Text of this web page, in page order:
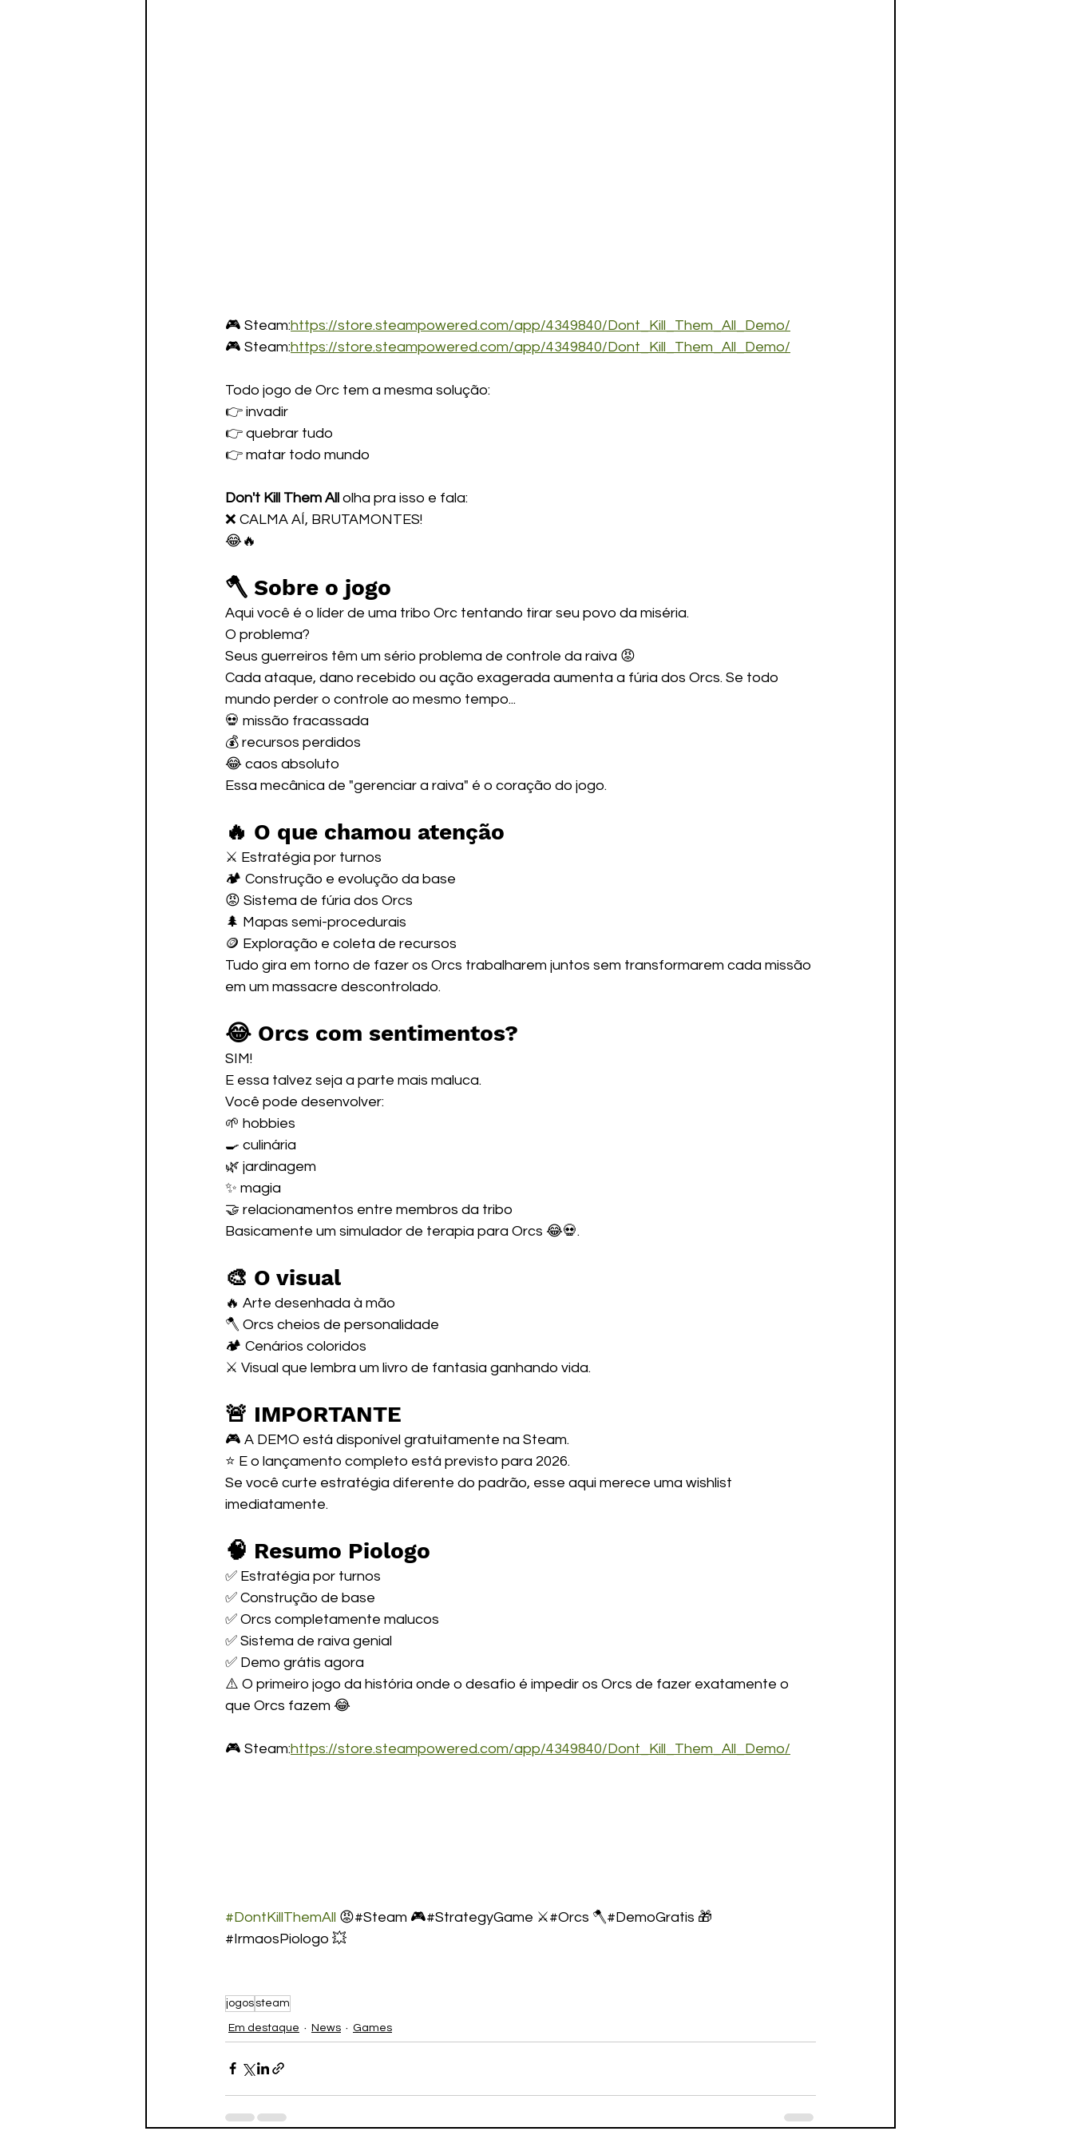
🎮 Steam:https://store.steampowered.com/app/4349840/Dont_Kill_Them_All_Demo/
🎮 Steam:https://store.steampowered.com/app/4349840/Dont_Kill_Them_All_Demo/
Todo jogo de Orc tem a mesma solução:
👉 invadir
👉 quebrar tudo
👉 matar todo mundo
Don't Kill Them All olha pra isso e fala:
❌ CALMA AÍ, BRUTAMONTES!
😂🔥
🪓 Sobre o jogo
Aqui você é o líder de uma tribo Orc tentando tirar seu povo da miséria.
O problema?
Seus guerreiros têm um sério problema de controle da raiva 😡
Cada ataque, dano recebido ou ação exagerada aumenta a fúria dos Orcs. Se todo
mundo perder o controle ao mesmo tempo...
💀 missão fracassada
💰 recursos perdidos
😂 caos absoluto
Essa mecânica de "gerenciar a raiva" é o coração do jogo.
🔥 O que chamou atenção
⚔️ Estratégia por turnos
🏕️ Construção e evolução da base
😡 Sistema de fúria dos Orcs
🌲 Mapas semi-procedurais
🪙 Exploração e coleta de recursos
Tudo gira em torno de fazer os Orcs trabalharem juntos sem transformarem cada missão
em um massacre descontrolado.
😂 Orcs com sentimentos?
SIM!
E essa talvez seja a parte mais maluca.
Você pode desenvolver:
🌱 hobbies
🍳 culinária
🌿 jardinagem
✨ magia
🤝 relacionamentos entre membros da tribo
Basicamente um simulador de terapia para Orcs 😂💀.
🎨 O visual
🔥 Arte desenhada à mão
🪓 Orcs cheios de personalidade
🏕️ Cenários coloridos
⚔️ Visual que lembra um livro de fantasia ganhando vida.
🚨 IMPORTANTE
🎮 A DEMO está disponível gratuitamente na Steam.
⭐ E o lançamento completo está previsto para 2026.
Se você curte estratégia diferente do padrão, esse aqui merece uma wishlist
imediatamente.
🧠 Resumo Piologo
✅ Estratégia por turnos
✅ Construção de base
✅ Orcs completamente malucos
✅ Sistema de raiva genial
✅ Demo grátis agora
⚠️ O primeiro jogo da história onde o desafio é impedir os Orcs de fazer exatamente o
que Orcs fazem 😂
🎮 Steam:https://store.steampowered.com/app/4349840/Dont_Kill_Them_All_Demo/
#DontKillThemAll 😡#Steam 🎮#StrategyGame ⚔️#Orcs 🪓#DemoGratis 🎁
#IrmaosPiologo 💥
jogos steam
Em destaque News Games